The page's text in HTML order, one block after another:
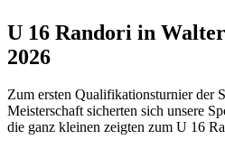
U 16 Randori in
2026
Zum ersten Qualifikationsturnier der
Meisterschaft sicherten sich unsere
die ganz kleinen zeigten zum U 16